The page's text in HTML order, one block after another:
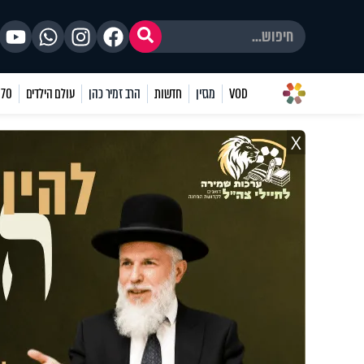
VOD מגזין חדשות הרב זמיר כהן עולם הילדים 70 שאלות
X